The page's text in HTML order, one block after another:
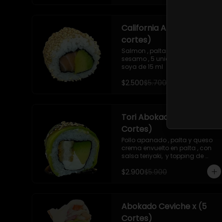
panko , con surimi acevichado ,
10 piezas
-Surimi acevichado ,queso
crema , envuelto en cibulett , 10
piezas
-Pollo apanado , palta , queso
piezas
California Abokado x (5
cortes)
Salmon , palta , envuelto en
sesamo , 5 unidades , incluye 1
soya de 15 ml
$2.500$5.700
Tori Abokado x (5
Cortes)
Pollo apanado , palta y queso
crema envuelto en palta , con
salsa teriyaki,  y topping de
sesamo , 5 unidades , incluye 1
soya  de 15 ml
$2.900$5.900
Abokado Ceviche x (5
Cortes)